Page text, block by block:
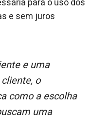
para o uso dos
e sem juros
o
como a escolha
uma